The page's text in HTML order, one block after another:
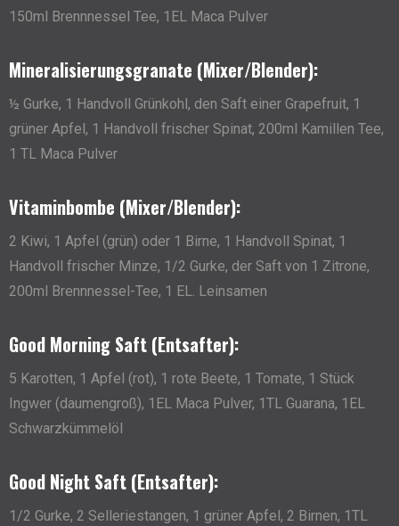
150ml Brennnessel Tee, 1EL Maca Pulver
Mineralisierungsgranate (Mixer/Blender):
½ Gurke, 1 Handvoll Grünkohl, den Saft einer Grapefruit, 1
grüner Apfel, 1 Handvoll frischer Spinat, 200ml Kamillen Tee,
1 TL Maca Pulver
Vitaminbombe (Mixer/Blender):
2 Kiwi, 1 Apfel (grün) oder 1 Birne, 1 Handvoll Spinat, 1
Handvoll frischer Minze, 1/2 Gurke, der Saft von 1 Zitrone,
200ml Brennnessel-Tee, 1 EL. Leinsamen
Good Morning Saft (Entsafter):
5 Karotten, 1 Apfel (rot), 1 rote Beete, 1 Tomate, 1 Stück
Ingwer (daumengroß), 1EL Maca Pulver, 1TL Guarana, 1EL
Schwarzkümmelöl
Good Night Saft (Entsafter):
1/2 Gurke, 2 Selleriestangen, 1 grüner Apfel, 2 Birnen, 1TL